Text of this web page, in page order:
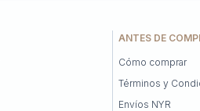
ANTES DE
Cómo comprar
Términos y
Envíos NYR